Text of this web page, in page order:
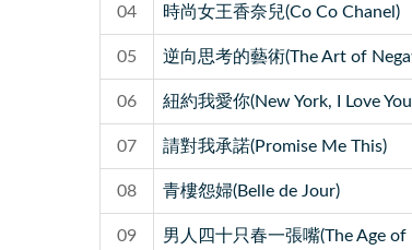
04 時尚女王香奈兒(Co Co Chanel)
05 逆向思考的藝術(The Art of
06 紐約我愛你(New York, I Love
07 請對我承諾(Promise Me This)
08 青樓怨婦(Belle de Jour)
09 男人四十只春一張嘴(The Age of